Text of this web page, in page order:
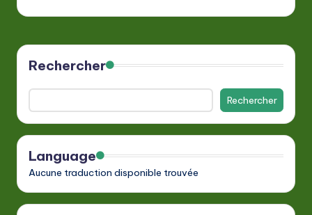
Rechercher
Rechercher
Language
Aucune traduction disponible trouvée